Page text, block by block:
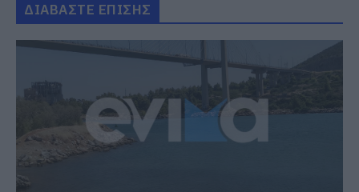
ΔΙΑΒΑΣΤΕ ΕΠΙΣΗΣ